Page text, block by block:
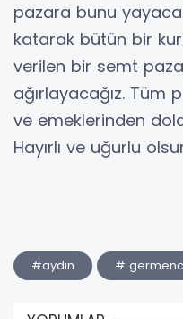
pazara bunu
katarak bütün bir
verilen bir semt
ağırlayacağız. Tüm
ve emeklerinden
Hayırlı ve uğurlu
#aydın #